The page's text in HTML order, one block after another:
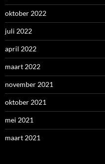
oktober 2022
juli 2022
april 2022
maart 2022
november 2021
oktober 2021
mei 2021
maart 2021